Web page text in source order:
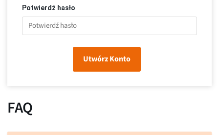
Potwierdź hasło
Utwórz Konto
FAQ